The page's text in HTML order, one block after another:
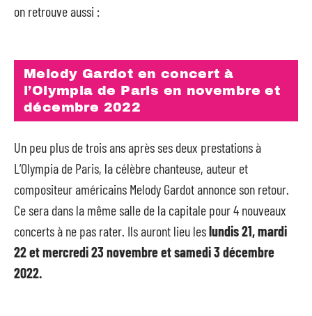
on retrouve aussi :
Melody Gardot en concert à
l’Olympia de Paris en novembre et
décembre 2022
Un peu plus de trois ans après ses deux prestations à
L’Olympia de Paris, la célèbre chanteuse, auteur et
compositeur américains Melody Gardot annonce son retour.
Ce sera dans la même salle de la capitale pour 4 nouveaux
concerts à ne pas rater. Ils auront lieu leslundis 21, mardi
22 et mercredi 23 novembre et samedi 3 décembre
2022.